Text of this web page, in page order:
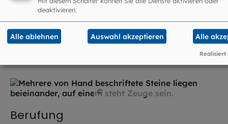
Unser Glaube
© Thomas Klinger / EOM
Berufung
deaktivieren.
Alle ablehnen Auswahl akzeptieren Alle
Realisiert